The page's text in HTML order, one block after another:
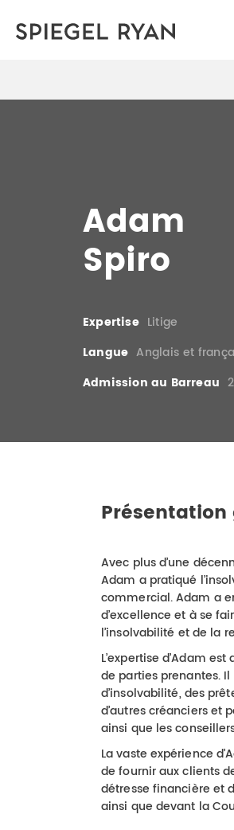
Adam
Spiro
Expertise Litige
Langue Anglais et
Admission au Barreau
Avec plus d’une
Adam a pratiqué
commercial. Adam a
d’excellence et à se
l’insolvabilité et de la
L’expertise d’Adam
de parties prenantes.
d’insolvabilité, des
d’autres créanciers et
ainsi que les
La vaste expérience
de fournir aux clients
détresse financière et
ainsi que devant la